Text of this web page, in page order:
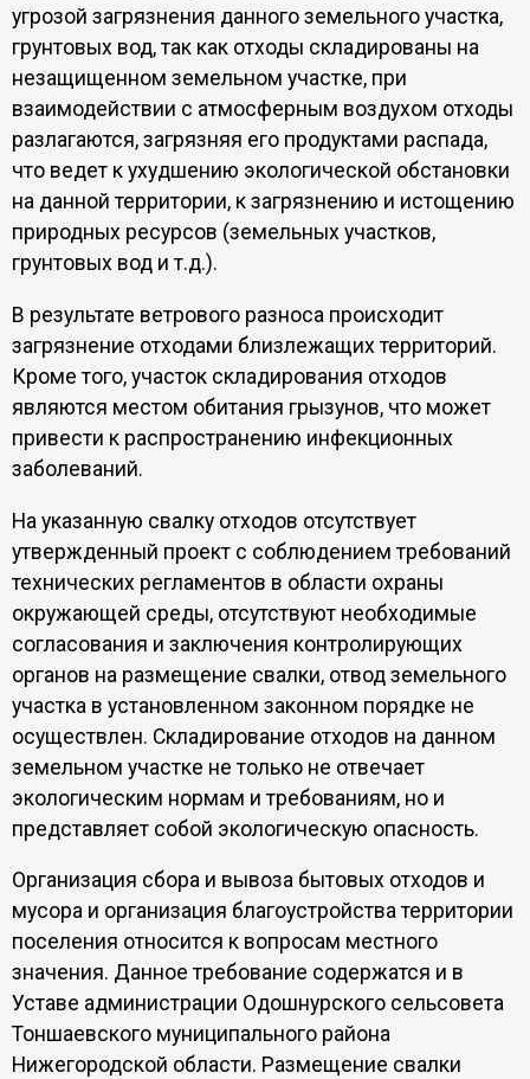
угрозой загрязнения данного земельного участка,
грунтовых вод, так как отходы складированы на
незащищенном земельном участке, при
взаимодействии с атмосферным воздухом отходы
разлагаются, загрязняя его продуктами распада,
что ведет к ухудшению экологической обстановки
на данной территории, к загрязнению и истощению
природных ресурсов (земельных участков,
грунтовых вод и т.д.).
В результате ветрового разноса происходит
загрязнение отходами близлежащих территорий.
Кроме того, участок складирования отходов
являются местом обитания грызунов, что может
привести к распространению инфекционных
заболеваний.
На указанную свалку отходов отсутствует
утвержденный проект с соблюдением требований
технических регламентов в области охраны
окружающей среды, отсутствуют необходимые
согласования и заключения контролирующих
органов на размещение свалки, отвод земельного
участка в установленном законном порядке не
осуществлен. Складирование отходов на данном
земельном участке не только не отвечает
экологическим нормам и требованиям, но и
представляет собой экологическую опасность.
Организация сбора и вывоза бытовых отходов и
мусора и организация благоустройства территории
поселения относится к вопросам местного
значения. Данное требование содержатся и в
Уставе администрации Одошнурского сельсовета
Тоншаевского муниципального района
Нижегородской области. Размещение свалки